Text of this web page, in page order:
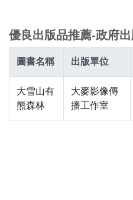
優良出版品推薦-政府
圖書名稱 出版單位
大雪山有
熊森林
大麥影像傳
播工作室